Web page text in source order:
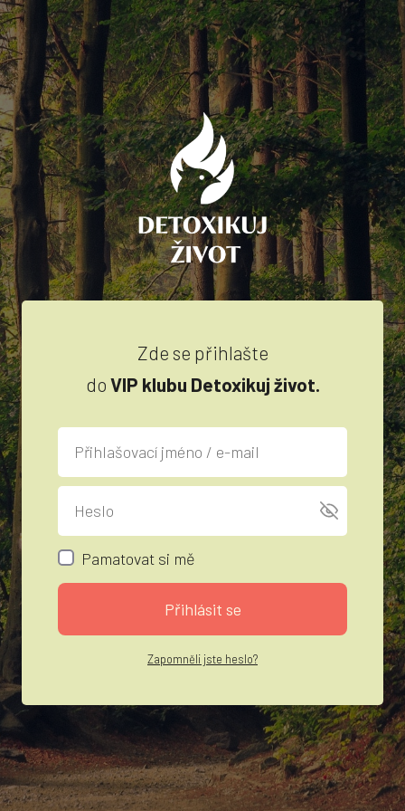
Zde se přihlašte
do VIP klubu Detoxikuj život.
Pamatovat si mě
Přihlásit se
Zapomněli jste heslo?